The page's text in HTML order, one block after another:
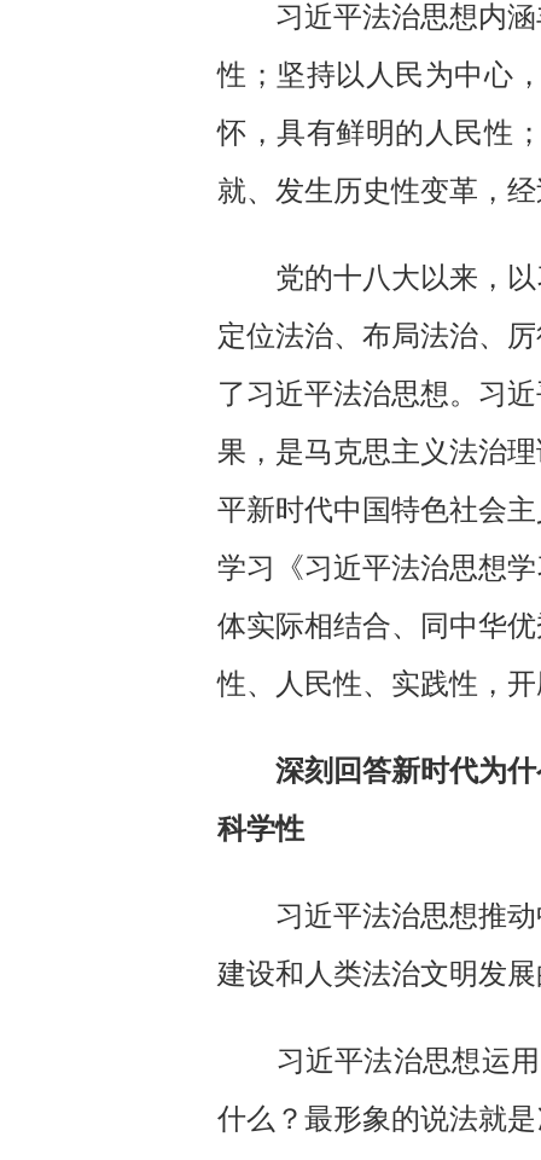
习近平法治思想内涵
性；坚持以人民为中心
怀，具有鲜明的人民性
就、发生历史性变革，
党的十八大以来，以
定位法治、布局法治、
了习近平法治思想。习
果，是马克思主义法治
平新时代中国特色社会
学习《习近平法治思想
体实际相结合、同中华
性、人民性、实践性，
深刻回答新时代为什
科学性
习近平法治思想推动
建设和人类法治文明发
习近平法治思想运用
什么？最形象的说法就